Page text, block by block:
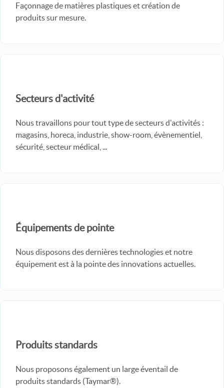
Façonnage de matières plastiques et création de
produits sur mesure.
Secteurs d'activité
Nous travaillons pour tout type de secteurs d'activités :
magasins, horeca, industrie, show-room, évènementiel,
sécurité, secteur médical, ...
Équipements de pointe
Nous disposons des dernières technologies et notre
équipement est à la pointe des innovations actuelles.
Produits standards
Nous proposons également un large éventail de
produits standards (Taymar®).